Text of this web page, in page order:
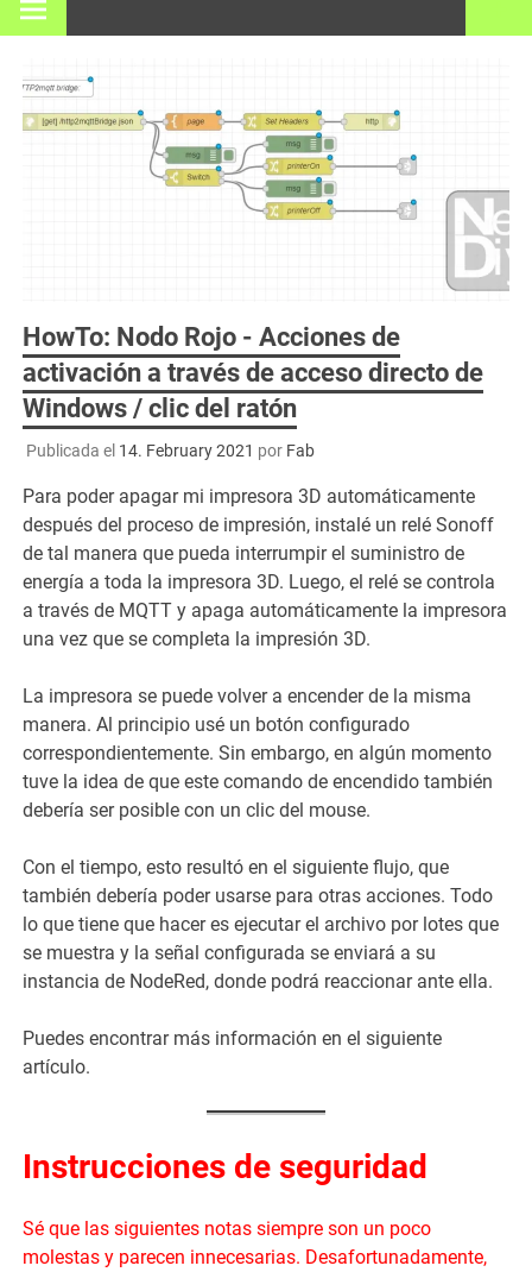
3D y
HowTo: Nodo Rojo - Acciones de
activación a través de acceso directo de
Windows / clic del ratón
Publicada el 14. February 2021 por Fab
Para poder apagar mi impresora 3D automáticamente
después del proceso de impresión, instalé un relé Sonoff
de tal manera que pueda interrumpir el suministro de
energía a toda la impresora 3D. Luego, el relé se controla
a través de MQTT y apaga automáticamente la impresora
una vez que se completa la impresión 3D.
La impresora se puede volver a encender de la misma
manera. Al principio usé un botón configurado
correspondientemente. Sin embargo, en algún momento
tuve la idea de que este comando de encendido también
debería ser posible con un clic del mouse.
Con el tiempo, esto resultó en el siguiente flujo, que
también debería poder usarse para otras acciones. Todo
lo que tiene que hacer es ejecutar el archivo por lotes que
se muestra y la señal configurada se enviará a su
instancia de NodeRed, donde podrá reaccionar ante ella.
Puedes encontrar más información en el siguiente
artículo.
Instrucciones de seguridad
Sé que las siguientes notas siempre son un poco
molestas y parecen innecesarias. Desafortunadamente,